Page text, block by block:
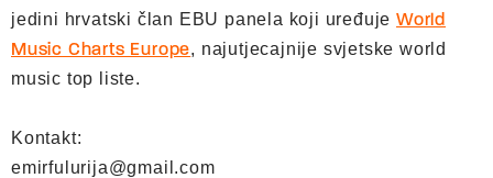
jedini hrvatski član EBU panela koji uređuje World
Music Charts Europe, najutjecajnije svjetske world
music top liste.
Kontakt:
emirfulurija@gmail.com